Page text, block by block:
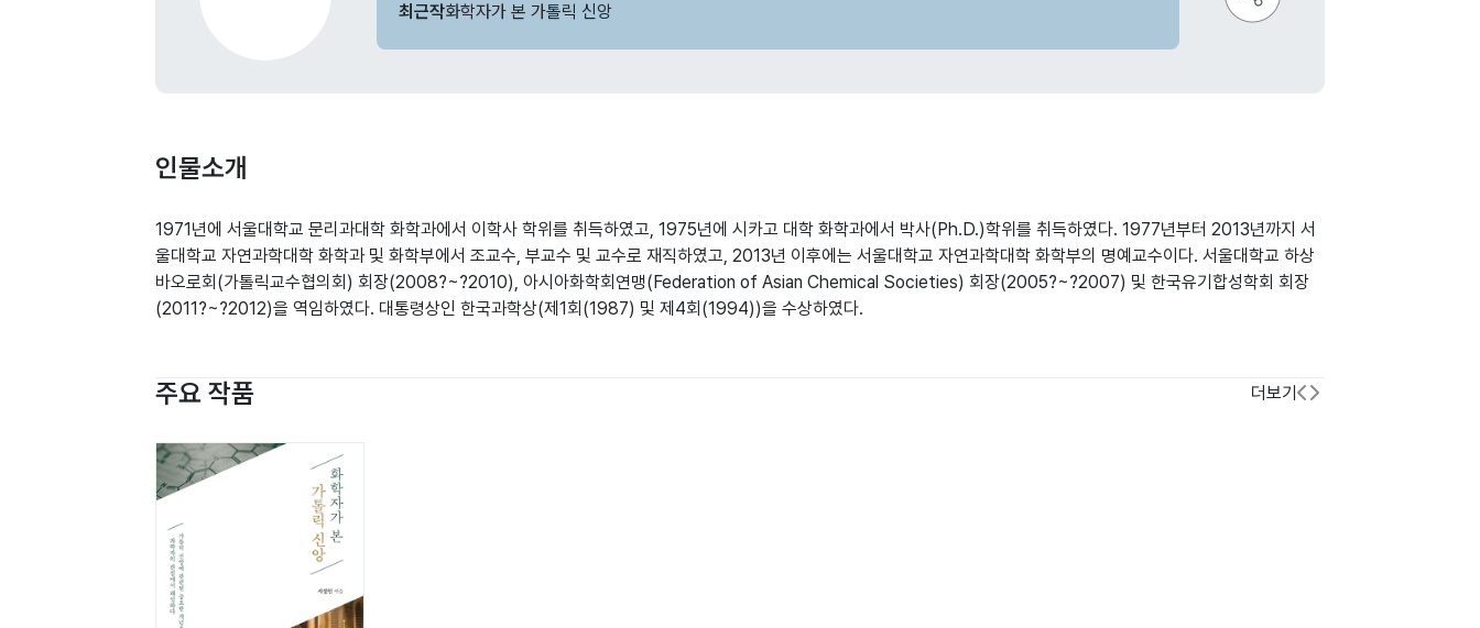
최근작화학자가 본 가톨릭 신앙
인물소개
1971년에 서울대학교 문리과대학 화학과에서 이학사 학위를 취득하였고, 1975년에 시카고 대학 화학과에서 박사(Ph.D.)학위를 취득하였다. 1977년부터 2013년까지 서
울대학교 자연과학대학 화학과 및 화학부에서 조교수, 부교수 및 교수로 재직하였고, 2013년 이후에는 서울대학교 자연과학대학 화학부의 명예교수이다. 서울대학교 하상
바오로회(가톨릭교수협의회) 회장(2008?~?2010), 아시아화학회연맹(Federation of Asian Chemical Societies) 회장(2005?~?2007) 및 한국유기합성학회 회장
(2011?~?2012)을 역임하였다. 대통령상인 한국과학상(제1회(1987) 및 제4회(1994))을 수상하였다.
주요 작품 더보기